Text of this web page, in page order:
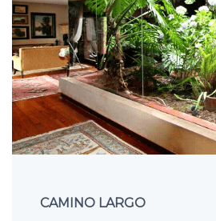
CAMINO LARGO